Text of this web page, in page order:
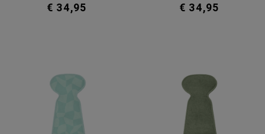
€ 34,95 € 34,95